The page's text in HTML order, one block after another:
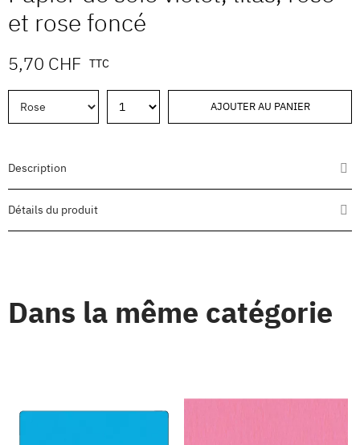
et rose foncé
5,70 CHF TTC
AJOUTER AU PANIER
Description
Détails du produit
Dans la même catégorie